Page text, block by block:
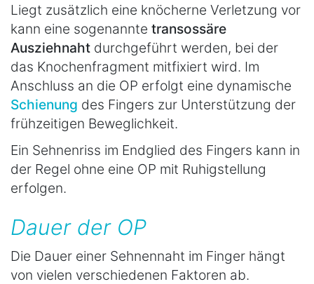
Liegt zusätzlich eine knöcherne Verletzung vor
kann eine sogenannte transossäre
Ausziehnaht durchgeführt werden, bei der
das Knochenfragment mitfixiert wird. Im
Anschluss an die OP erfolgt eine dynamische
Schienung des Fingers zur Unterstützung der
frühzeitigen Beweglichkeit.
Ein Sehnenriss im Endglied des Fingers kann in
der Regel ohne eine OP mit Ruhigstellung
erfolgen.
Dauer der OP
Die Dauer einer Sehnennaht im Finger hängt
von vielen verschiedenen Faktoren ab.